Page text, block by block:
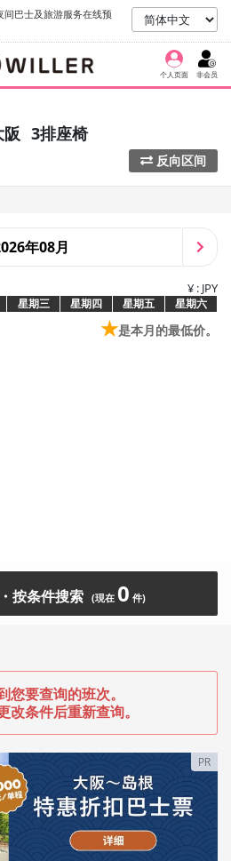
间巴士及旅游服务在线预
个人页面 非会员
阪 3排座椅
反向区间
年08月
¥ : JPY
星期三 星期四 星期五 星期六
★是本月的最低价。
按条件搜索 0
您要查询的班次。
改条件后重新查询。
PR